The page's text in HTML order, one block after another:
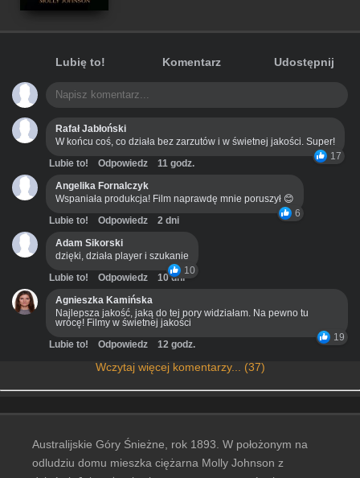
Lubię to! Komentarz Udostępnij
Rafał Jabłoński
W końcu coś, co działa bez zarzutów i w świetnej jakości. Super!
17
Lubie to! Odpowiedz
11 godz.
Angelika Fornalczyk
Wspaniała produkcja! Film naprawdę mnie poruszył 😊
6
Lubie to! Odpowiedz
2 dni
Adam Sikorski
dzięki, działa player i szukanie
10
Lubie to! Odpowiedz
10 dni
Agnieszka Kamińska
Najlepsza jakość, jaką do tej pory widziałam. Na pewno tu
wrócę! Filmy w świetnej jakości
19
Lubie to! Odpowiedz 12 godz.
Wczytaj więcej komentarzy... (37)
Australijskie Góry Śnieżne, rok 1893. W położonym na
odludziu domu mieszka ciężarna Molly Johnson z